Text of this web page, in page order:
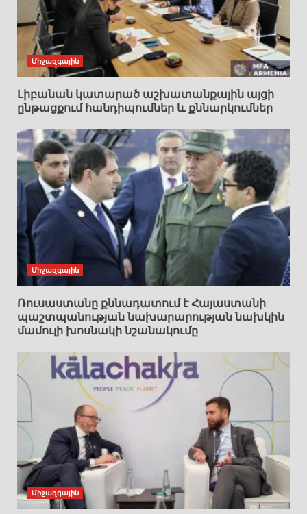
Միջազգային
Լիբանան կատարած աշխատանքային այցի
ընթացքում հանդիպումներ և քննարկումներ
Միջազգային
Ռուսաստանը քննադատում է Հայաստանի
պաշտպանության նախարարության նախկին
մամուլի խոսնակի նշանակումը
Միջազգային